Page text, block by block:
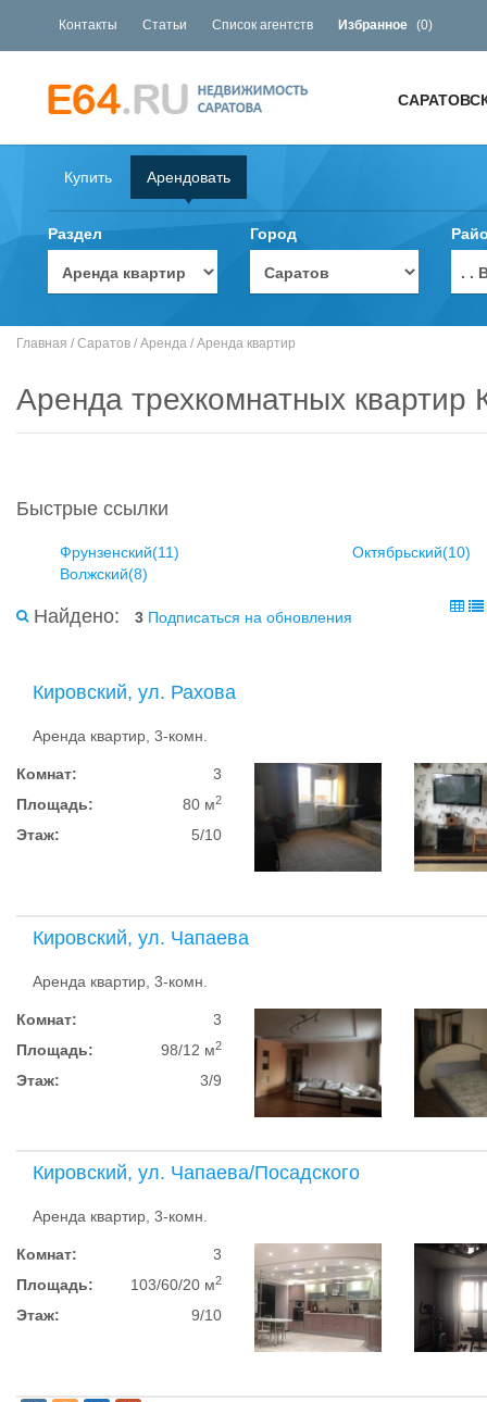
Контакты Статьи Список агентств Избранное (0)
Купить Арендовать
Раздел Город
. .
Главная / Саратов / Аренда / Аренда квартир
Аренда трехкомнатных квартир
Быстрые ссылки
Фрунзенский(11)
Октябрьский(10)
Волжский(8)
Найдено: 3 Подписаться на обновления
Кировский, ул. Рахова
Аренда квартир, 3-комн.
Комнат:
3
Площадь:
80 м2
Этаж: 5/10
Кировский, ул. Чапаева
Аренда квартир, 3-комн.
Комнат:
3
Площадь:
98/12 м2
Этаж: 3/9
Кировский, ул. Чапаева/Посадского
Аренда квартир, 3-комн.
Комнат:
3
Площадь:
103/60/20 м2
Этаж: 9/10